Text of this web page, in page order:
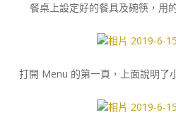
餐桌上設定好的餐具及碗筷，用
打開 Menu 的第一頁，上面說明了